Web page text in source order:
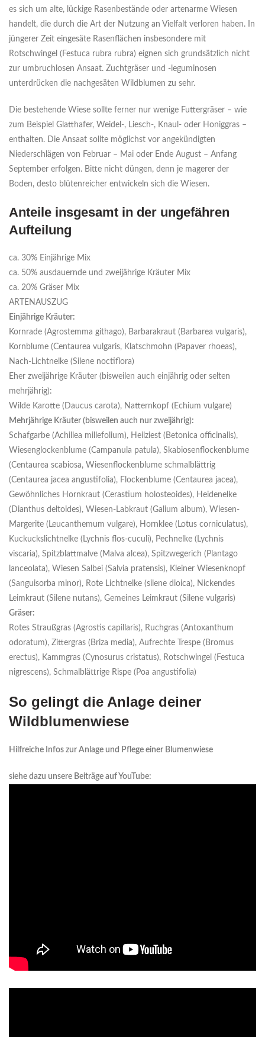
es sich um alte, lückige Rasenbestände oder artenarme Wiesen
handelt, die durch die Art der Nutzung an Vielfalt verloren haben. In
jüngerer Zeit eingesäte Rasenflächen insbesondere mit
Rotschwingel (Festuca rubra rubra) eignen sich grundsätzlich nicht
zur umbruchlosen Ansaat. Zuchtgräser und -leguminosen
unterdrücken die nachgesäten Wildblumen zu sehr.
Die bestehende Wiese sollte ferner nur wenige Futtergräser – wie
zum Beispiel Glatthafer, Weidel-, Liesch-, Knaul- oder Honiggras –
enthalten. Die Ansaat sollte möglichst vor angekündigten
Niederschlägen von Februar – Mai oder Ende August – Anfang
September erfolgen. Bitte nicht düngen, denn je magerer der
Boden, desto blütenreicher entwickeln sich die Wiesen.
Anteile insgesamt in der ungefähren
Aufteilung
ca. 30% Einjährige Mix
ca. 50% ausdauernde und zweijährige Kräuter Mix
ca. 20% Gräser Mix
ARTENAUSZUG
Einjährige Kräuter:
Kornrade (Agrostemma githago), Barbarakraut (Barbarea vulgaris),
Kornblume (Centaurea vulgaris, Klatschmohn (Papaver rhoeas),
Nach-Lichtnelke (Silene noctiflora)
Eher zweijährige Kräuter (bisweilen auch einjährig oder selten
mehrjährig):
Wilde Karotte (Daucus carota), Natternkopf (Echium vulgare)
Mehrjährige Kräuter (bisweilen auch nur zweijährig):
Schafgarbe (Achillea millefolium), Heilziest (Betonica officinalis),
Wiesenglockenblume (Campanula patula), Skabiosenflockenblume
(Centaurea scabiosa, Wiesenflockenblume schmalblättrig
(Centaurea jacea angustifolia), Flockenblume (Centaurea jacea),
Gewöhnliches Hornkraut (Cerastium holosteoides), Heidenelke
(Dianthus deltoides), Wiesen-Labkraut (Galium album), Wiesen-
Margerite (Leucanthemum vulgare), Hornklee (Lotus corniculatus),
Kuckuckslichtnelke (Lychnis flos-cuculi), Pechnelke (Lychnis
viscaria), Spitzblattmalve (Malva alcea), Spitzwegerich (Plantago
lanceolata), Wiesen Salbei (Salvia pratensis), Kleiner Wiesenknopf
(Sanguisorba minor), Rote Lichtnelke (silene dioica), Nickendes
Leimkraut (Silene nutans), Gemeines Leimkraut (Silene vulgaris)
Gräser:
Rotes Straußgras (Agrostis capillaris), Ruchgras (Antoxanthum
odoratum), Zittergras (Briza media), Aufrechte Trespe (Bromus
erectus), Kammgras (Cynosurus cristatus), Rotschwingel (Festuca
nigrescens), Schmalblättrige Rispe (Poa angustifolia)
So gelingt die Anlage deiner
Wildblumenwiese
Hilfreiche Infos zur Anlage und Pflege einer Blumenwiese
siehe dazu unsere Beiträge auf YouTube: